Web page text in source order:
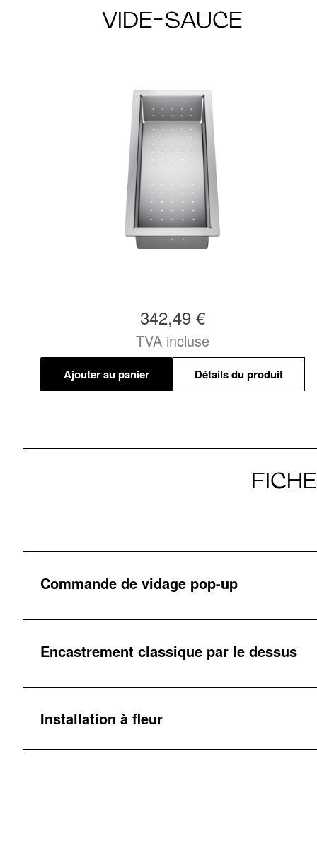
VIDE-SAUCE
342,49 €
TVA incluse
Ajouter au panier Détails du produit
Commande de vidage pop-up
Encastrement classique par le dessus
Installation à fleur